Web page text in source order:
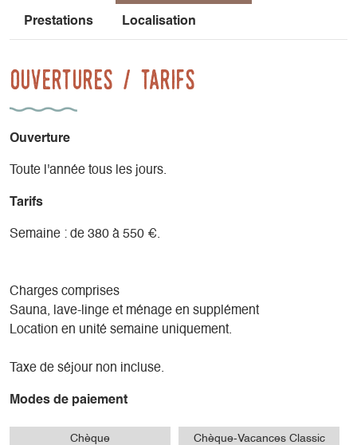
Prestations Localisation
Ouvertures / tarifs
Ouverture
Toute l'année tous les jours.
Tarifs
Semaine : de 380 à 550 €.
Charges comprises
Sauna, lave-linge et ménage en supplément
Location en unité semaine uniquement.
Taxe de séjour non incluse.
Modes de paiement
Chèque Chèque-Vacances Classic